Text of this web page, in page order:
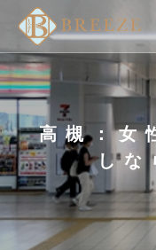
高槻：女
し